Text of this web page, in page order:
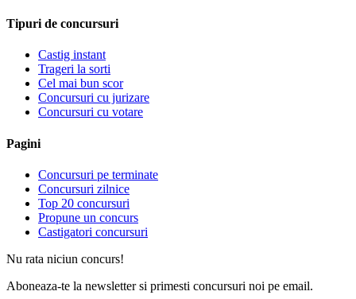
Tipuri de concursuri
Castig instant
Trageri la sorti
Cel mai bun scor
Concursuri cu jurizare
Concursuri cu votare
Pagini
Concursuri pe terminate
Concursuri zilnice
Top 20 concursuri
Propune un concurs
Castigatori concursuri
Nu rata niciun concurs!
Aboneaza-te la newsletter si primesti concursuri noi pe email.